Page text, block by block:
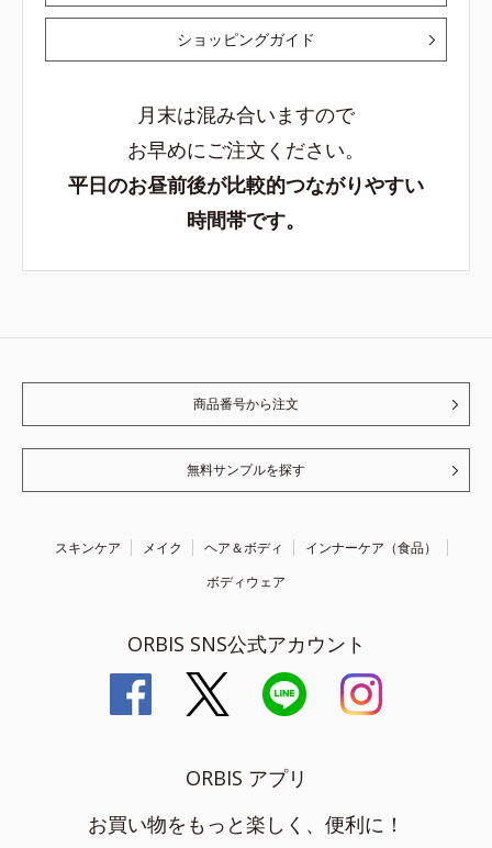
ショッピングガイド
月末は混み合いますので
お早めにご注文ください。
平日のお昼前後が比較的つながりやすい
時間帯です。
商品番号から注文
無料サンプルを探す
スキンケア メイク ヘア＆ボディ
インナーケア（食品）
ボディウェア
ORBIS SNS公式アカウント
ORBIS アプリ
お買い物をもっと楽しく、便利に！